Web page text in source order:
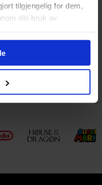
tilgjengelig for dem,
din bruk av